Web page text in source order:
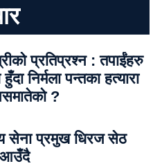
प्रतिप्रश्न : तपाईंहरु
हुँदा निर्मला पन्तका हत्यारा
?
सेना प्रमुख धिरज सेठ
आउँदै